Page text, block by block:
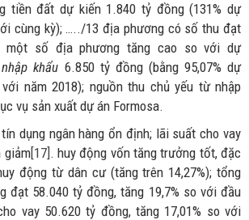
tiền đất dự kiến 1.840 tỷ đồng (131% dự
cùng kỳ); …../13 địa phương có số thu đạt
một số địa phương tăng cao so với dự
khẩu 6.850 tỷ đồng (bằng 95,07% dự
năm 2018); nguồn thu chủ yếu từ nhập
vụ sản xuất dự án Formosa.
dụng ngân hàng ổn định; lãi suất cho vay
giảm[17]. huy động vốn tăng trưởng tốt, đặc
động từ dân cư (tăng trên 14,27%); tổng
đạt 58.040 tỷ đồng, tăng 19,7% so với đầu
vay 50.620 tỷ đồng, tăng 17,01% so với